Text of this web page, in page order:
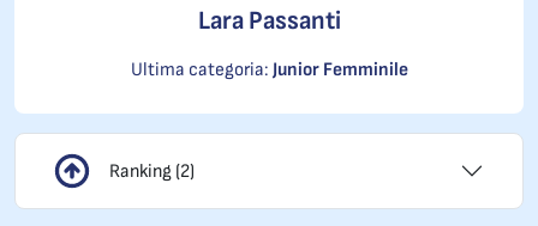
Lara Passanti
Ultima categoria: Junior Femminile
Ranking (2)